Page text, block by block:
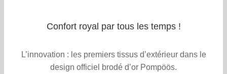
Confort royal par tous les temps !
L’innovation : les premiers tissus d’extérieur dans le
design officiel brodé d’or Pompöös.